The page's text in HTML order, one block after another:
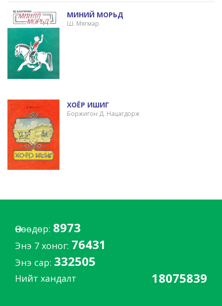
МИНИЙ МОРЬД
Ш. Мягмар
ХОЁР ИШИГ
Боржигон Д. Нацагдорж
Өнөөдөр: 8973
Энэ 7 хоног: 76431
Энэ сар: 332505
Нийт хандалт 18075839